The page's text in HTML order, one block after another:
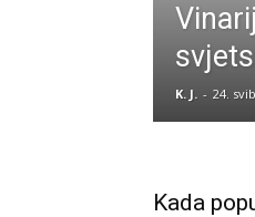
K. J. - 24.
Kada